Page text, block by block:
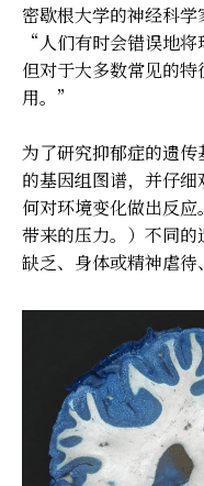
密歇根大学的神经科学
“人们有时会错误地将
但对于大多数常见的
用。”
为了研究抑郁症的遗
的基因组图谱，并仔
何对环境变化做出反
带来的压力。）不同
缺乏、身体或精神虐待